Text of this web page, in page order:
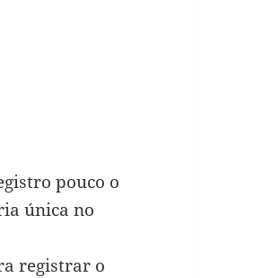
pouco o
única no
registrar o